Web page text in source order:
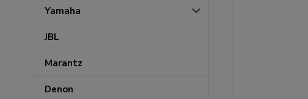
Yamaha
JBL
Marantz
Denon